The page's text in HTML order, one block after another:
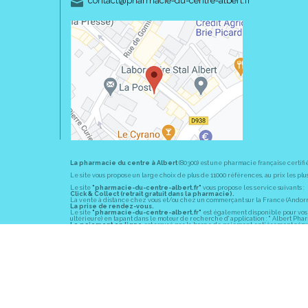
La pharmacie du centre à Albert(80300) est une pharmacie française
Le site vous propose un large choix de plus de 11000 références, au prix les
Le site "pharmacie-du-centre-albert.fr" vous propose les service suivants :
Click & Collect (retrait gratuit dans la pharmacie).
La vente à distance chez vous et/ou chez un commerçant sur la France
La prise de rendez-vous.
Le site "pharmacie-du-centre-albert.fr" est également disponible pour vos
ultérieure) en tapant dans le moteur de recherche d' application : " Albert
Le paiement en ligneest assuré par la borne de paiement entièrement